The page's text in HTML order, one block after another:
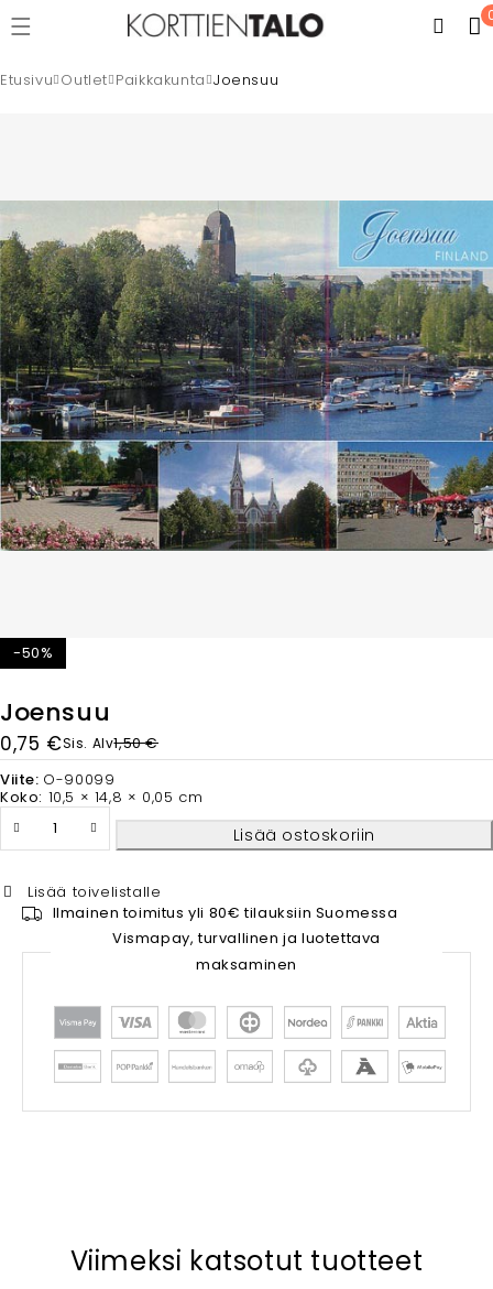
Etusivu Outlet Paikkakunta Joensuu
-50%
Joensuu
1,50€
0,75 €Sis. Alv
Viite: O-90099
Koko: 10,5 × 14,8 × 0,05 cm
Lisää ostoskoriin
Lisää toivelistalle
Ilmainen toimitus yli 80€ tilauksiin Suomessa
Vismapay, turvallinen ja luotettava
maksaminen
Viimeksi katsotut tuotteet